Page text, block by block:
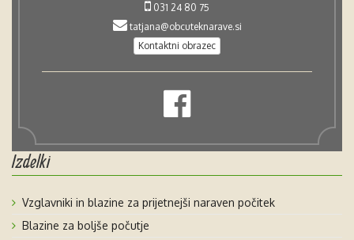
031 24 80 75
tatjana@obcuteknarave.si
Kontaktni obrazec
Izdelki
Vzglavniki in blazine za prijetnejši naraven počitek
Blazine za boljše počutje